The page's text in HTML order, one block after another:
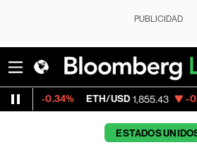
PUBLICIDAD
ETH/USD 1,855.43 -0.64% Visa
ESTADOS